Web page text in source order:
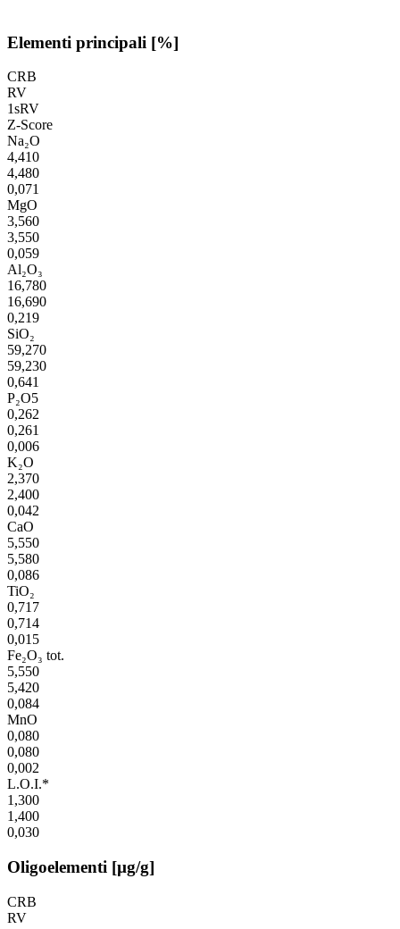
Elementi principali [%]
CRB
RV
1sRV
Z-Score
Na₂O
4,410
4,480
0,071
MgO
3,560
3,550
0,059
Al₂O₃
16,780
16,690
0,219
SiO₂
59,270
59,230
0,641
P₂O5
0,262
0,261
0,006
K₂O
2,370
2,400
0,042
CaO
5,550
5,580
0,086
TiO₂
0,717
0,714
0,015
Fe₂O₃ tot.
5,550
5,420
0,084
MnO
0,080
0,080
0,002
L.O.I.*
1,300
1,400
0,030
Oligoelementi [µg/g]
CRB
RV